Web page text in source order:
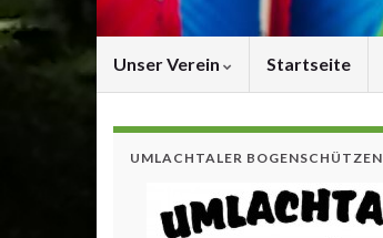
Unser Verein Startseite
UMLACHTALER BOGENSCHÜTZEN